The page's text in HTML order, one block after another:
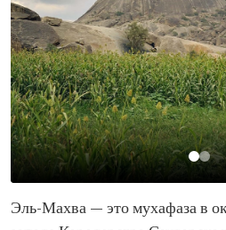
Эль-Махва — это мухафаза в